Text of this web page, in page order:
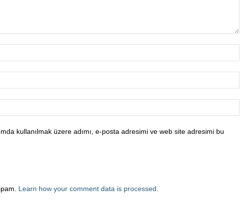
kullanılmak üzere adımı, e-posta adresimi ve web site adresimi bu
Learn how your comment data is processed